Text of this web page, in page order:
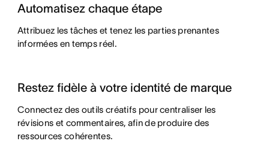
Automatisez chaque étape
Attribuez les tâches et tenez les parties prenantes
informées en temps réel.
Restez fidèle à votre identité de marque
Connectez des outils créatifs pour centraliser les
révisions et commentaires, afin de produire des
ressources cohérentes.